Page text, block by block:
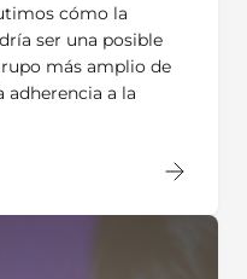
cómo la
ser una posible
más amplio de
adherencia a la